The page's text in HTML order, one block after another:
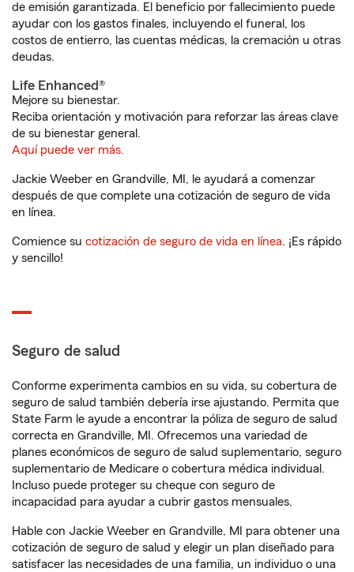
de emisión garantizada. El beneficio por fallecimiento puede
ayudar con los gastos finales, incluyendo el funeral, los
costos de entierro, las cuentas médicas, la cremación u otras
deudas.
Life Enhanced®
Mejore su bienestar.
Reciba orientación y motivación para reforzar las áreas clave
de su bienestar general.
Aquí puede ver más.
Jackie Weeber en Grandville, MI, le ayudará a comenzar
después de que complete una cotización de seguro de vida
en línea.
Comience su cotización de seguro de vida en línea. ¡Es rápido
y sencillo!
Seguro de salud
Conforme experimenta cambios en su vida, su cobertura de
seguro de salud también debería irse ajustando. Permita que
State Farm le ayude a encontrar la póliza de seguro de salud
correcta en Grandville, MI. Ofrecemos una variedad de
planes económicos de seguro de salud suplementario, seguro
suplementario de Medicare o cobertura médica individual.
Incluso puede proteger su cheque con seguro de
incapacidad para ayudar a cubrir gastos mensuales.
Hable con Jackie Weeber en Grandville, MI para obtener una
cotización de seguro de salud y elegir un plan diseñado para
satisfacer las necesidades de una familia, un individuo o una